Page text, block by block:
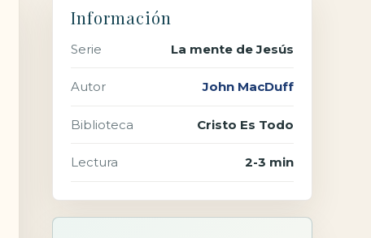
Información
Serie La mente de Jesús
Autor John MacDuff
Biblioteca Cristo Es Todo
Lectura 2-3 min